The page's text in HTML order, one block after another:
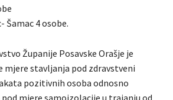
Šamac 4 osobe.
Županije Posavske Orašje je
mjere stavljanja pod zdravstveni
pozitivnih osoba odnosno
mjere samoizolacije u trajanju od